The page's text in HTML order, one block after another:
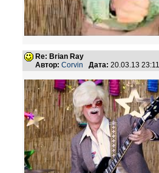
Re: Brian Ray
Автор: Corvin Дата: 20.03.13